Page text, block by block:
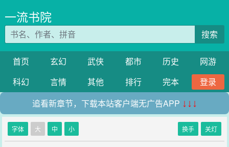
一流书院
搜索
首页 玄幻 武侠 都市 历史
网游
科幻
言情 其他 排行 完本
登录
追看新章节，下载本站客户端无广告APP ↓↓↓
字体 大 中 小 换手 关灯